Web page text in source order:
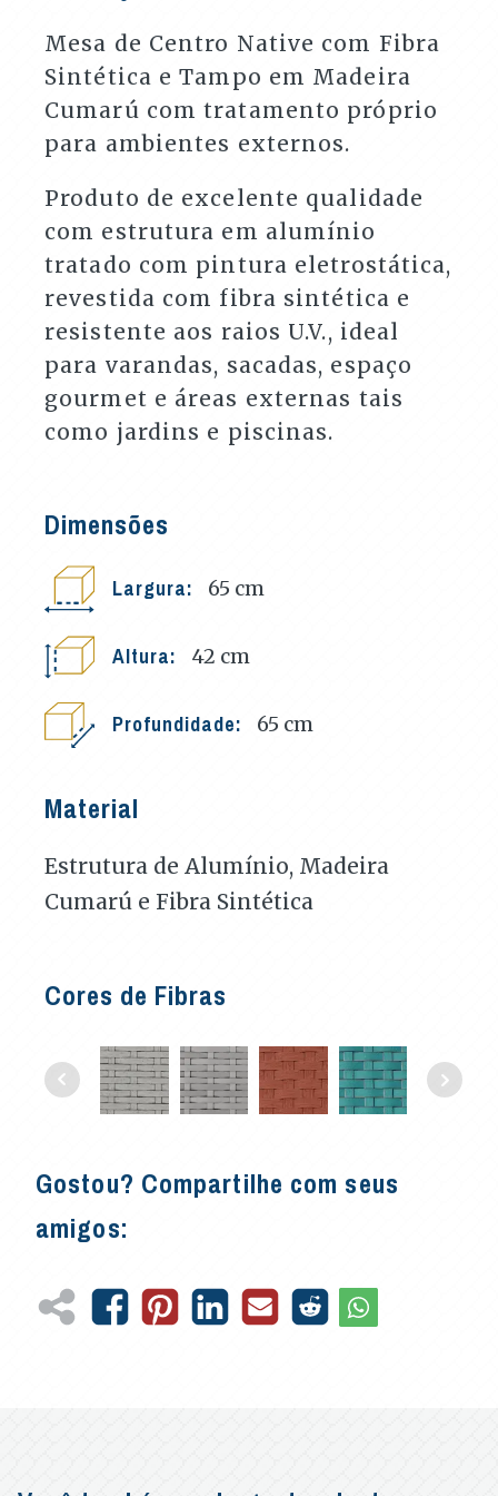
Áreas
Externas
Mesa de Centro Native com Fibra
Sintética e Tampo em Madeira
Cumarú com tratamento próprio
para ambientes externos.
Produto de excelente qualidade
com estrutura em alumínio
tratado com pintura eletrostática,
revestida com fibra sintética e
resistente aos raios U.V., ideal
para varandas, sacadas, espaço
gourmet e áreas externas tais
como jardins e piscinas.
Dimensões
Largura: 65 cm
Altura: 42 cm
Profundidade: 65 cm
Material
Estrutura de Alumínio, Madeira
Cumarú e Fibra Sintética
Cores de Fibras
Gostou? Compartilhe com seus
amigos: